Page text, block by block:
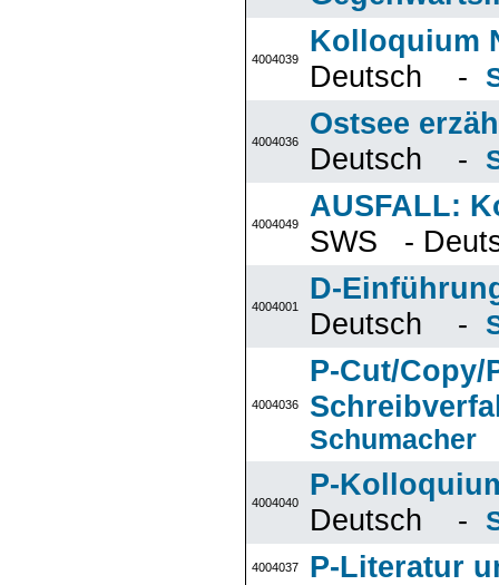
4004039
Kolloquium
Deutsch -
4004036
Ostsee
Deutsch -
4004049
AUSFALL:
SWS -
4004001
D-
Deutsch -
4004036
P-Cut/
Schumacher
4004040
P-
Deutsch -
4004037 P-Literatur